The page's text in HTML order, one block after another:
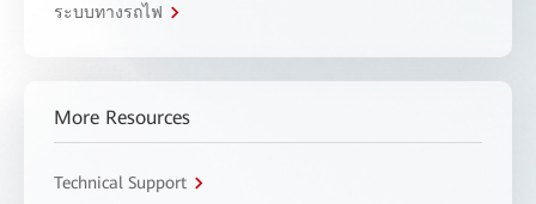
ระบบทางรถไฟ
More Resources
Technical Support